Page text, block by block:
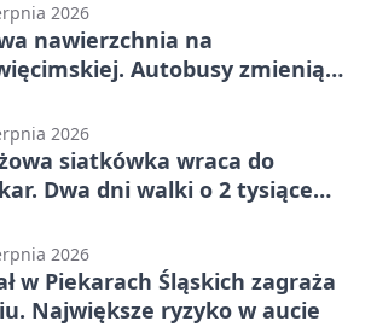
2026
nawierzchnia na
Autobusy zmienią
2026
siatkówka wraca do
Dwa dni walki o 2 tysiące
2026
w Piekarach Śląskich zagraża
Największe ryzyko w aucie